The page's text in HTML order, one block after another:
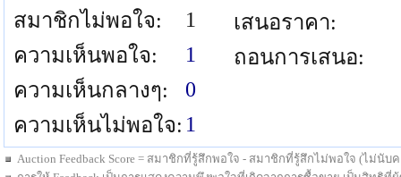
สมาชิกไม่พอใจ:
1
ความเห็นพอใจ:
1
ความเห็นกลางๆ:
0
ความเห็นไม่พอใจ: 1
เสนอราคา:
ถอนการเสนอ:
Auction Feedback Score = สมาชิกที่รู้สึกพอใจ - สมาชิกที่รู้สึกไม่พอใจ (ไม่นั